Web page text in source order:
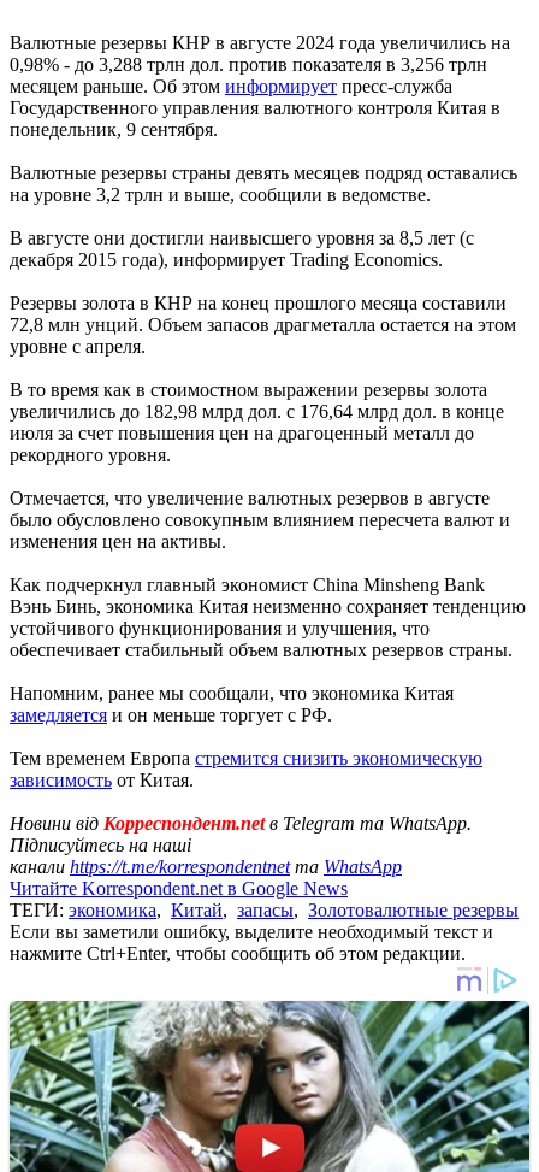
Валютные резервы КНР в августе 2024 года увеличились на
0,98% - до 3,288 трлн дол. против показателя в 3,256 трлн
месяцем раньше. Об этом информирует пресс-служба
Государственного управления валютного контроля Китая в
понедельник, 9 сентября.
Валютные резервы страны девять месяцев подряд оставались
на уровне 3,2 трлн и выше, сообщили в ведомстве.
В августе они достигли наивысшего уровня за 8,5 лет (с
декабря 2015 года), информирует Trading Economics.
Резервы золота в КНР на конец прошлого месяца составили
72,8 млн унций. Объем запасов драгметалла остается на этом
уровне с апреля.
В то время как в стоимостном выражении резервы золота
увеличились до 182,98 млрд дол. с 176,64 млрд дол. в конце
июля за счет повышения цен на драгоценный металл до
рекордного уровня.
Отмечается, что увеличение валютных резервов в августе
было обусловлено совокупным влиянием пересчета валют и
изменения цен на активы.
Как подчеркнул главный экономист China Minsheng Bank
Вэнь Бинь, экономика Китая неизменно сохраняет тенденцию
устойчивого функционирования и улучшения, что
обеспечивает стабильный объем валютных резервов страны.
Напомним, ранее мы сообщали, что экономика Китая
замедляется и он меньше торгует с РФ.
Тем временем Европа стремится снизить экономическую
зависимость от Китая.
Новини від Корреспондент.netв Telegram та WhatsApp.
Підписуйтесь на наші
канали https://t.me/korrespondentnetта WhatsApp
Читайте Korrespondent.net в Google News
ТЕГИ: экономика, Китай, запасы, Золотовалютные резервы
Если вы заметили ошибку, выделите необходимый текст и
нажмите Ctrl+Enter, чтобы сообщить об этом редакции.